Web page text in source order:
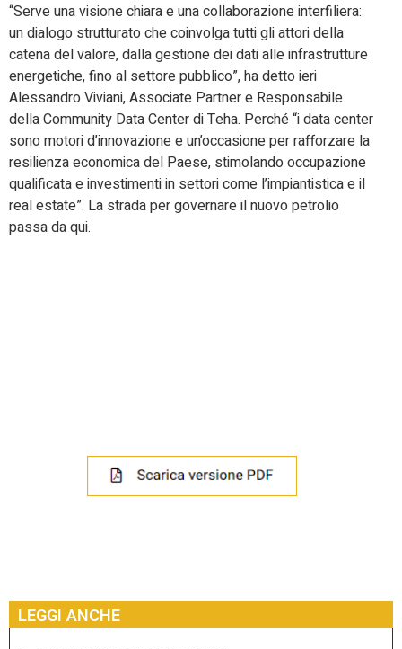
“Serve una visione chiara e una collaborazione interfiliera:
un dialogo strutturato che coinvolga tutti gli attori della
catena del valore, dalla gestione dei dati alle infrastrutture
energetiche, fino al settore pubblico”, ha detto ieri
Alessandro Viviani, Associate Partner e Responsabile
della Community Data Center di Teha. Perché “i data center
sono motori d’innovazione e un’occasione per rafforzare la
resilienza economica del Paese, stimolando occupazione
qualificata e investimenti in settori come l’impiantistica e il
real estate”. La strada per governare il nuovo petrolio
passa da qui.
LEGGI ANCHE